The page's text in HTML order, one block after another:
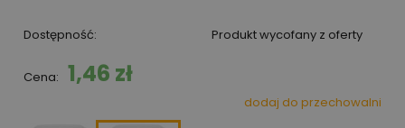
Dostępność: Produkt wycofany z oferty
Cena: 1,46 zł
dodaj do przechowalni